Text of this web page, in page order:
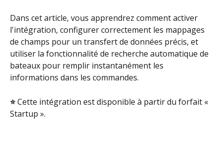
Dans cet article, vous apprendrez comment activer
l'intégration, configurer correctement les mappages
de champs pour un transfert de données précis, et
utiliser la fonctionnalité de recherche automatique de
bateaux pour remplir instantanément les
informations dans les commandes.
⭐ Cette intégration est disponible à partir du forfait «
Startup ».